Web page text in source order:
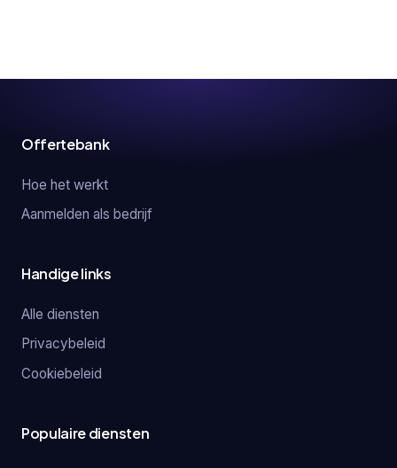
Offertebank
Hoe het werkt
Aanmelden als bedrijf
Handige links
Alle diensten
Privacybeleid
Cookiebeleid
Populaire diensten